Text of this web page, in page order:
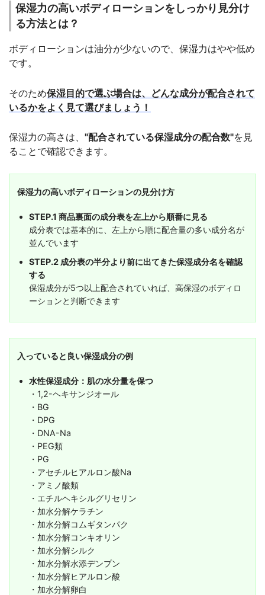
保湿力の高いボディローションをしっかり見分け
る方法とは？
ボディローションは油分が少ないので、保湿力はやや低め
です。
そのため保湿目的で選ぶ場合は、どんな成分が配合されて
いるかをよく見て選びましょう！
保湿力の高さは、 "配合されている保湿成分の配合数"を見
ることで確認できます。
保湿力の高いボディローションの見分け方
STEP.1 商品裏面の成分表を左上から順番に見る
成分表では基本的に、左上から順に配合量の多い成分名が
並んでいます
STEP.2 成分表の半分より前に出てきた保湿成分名を確認
する
保湿成分が5つ以上配合されていれば、高保湿のボディロ
ーションと判断できます
入っていると良い保湿成分の例
水性保湿成分：肌の水分量を保つ
・1,2-ヘキサンジオール
・BG
・DPG
・DNA-Na
・PEG類
・PG
・アセチルヒアルロン酸Na
・アミノ酸類
・エチルヘキシルグリセリン
・加水分解ケラチン
・加水分解コムギタンパク
・加水分解コンキオリン
・加水分解シルク
・加水分解水添デンプン
・加水分解ヒアルロン酸
・加水分解卵白